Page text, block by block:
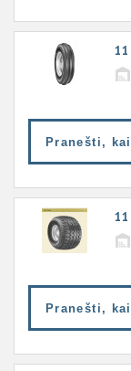
Pranešti,
Pranešti,